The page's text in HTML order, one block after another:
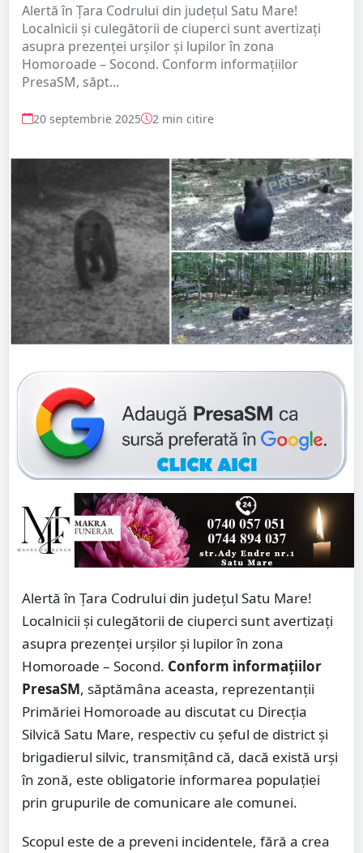
Alertă în Țara Codrului din județul Satu Mare!
Localnicii și culegătorii de ciuperci sunt avertizați
asupra prezenței urșilor și lupilor în zona
Homoroade – Socond. Conform informațiilor
PresaSM, săpt...
20 septembrie 2025 2 min citire
Alertă în Țara Codrului din județul Satu Mare!
Localnicii și culegătorii de ciuperci sunt avertizați
asupra prezenței urșilor și lupilor în zona
Homoroade – Socond. Conform informațiilor
PresaSM, săptămâna aceasta, reprezentanții
Primăriei Homoroade au discutat cu Direcția
Silvică Satu Mare, respectiv cu șeful de district și
brigadierul silvic, transmițând că, dacă există urși
în zonă, este obligatorie informarea populației
prin grupurile de comunicare ale comunei.
Scopul este de a preveni incidentele, fără a crea